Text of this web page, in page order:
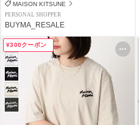
MAISON KITSUNE
PERSONAL SHOPPER
BUYMA_RESALE
¥300クーポン